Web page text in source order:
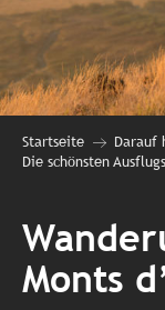
Startseite Darauf
Die schönsten
Monts